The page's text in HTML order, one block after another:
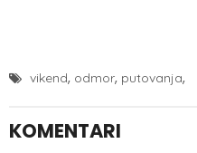
vikend, odmor, putovanja,
KOMENTARI